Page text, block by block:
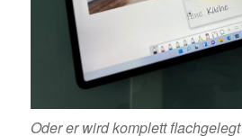
Oder er wird komplett flachgelegt